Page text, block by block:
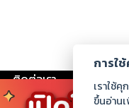
ติดต่อเรา ร่วมง
การใ
เราใช้
ขึ้นอ่าน